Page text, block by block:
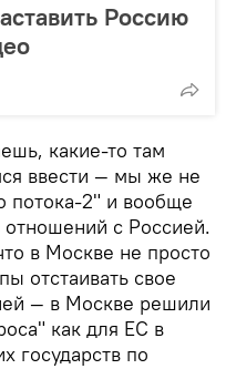
Россию
какие-то там
ввести — мы же не
потока-2" и вообще
с Россией.
в Москве не просто
отстаивать свое
— в Москве решили
как для ЕС в
государств по